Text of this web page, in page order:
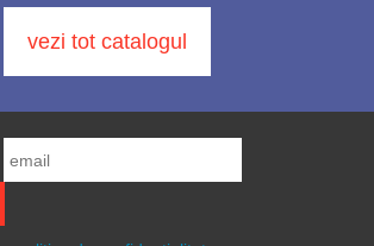
vezi tot catalogul